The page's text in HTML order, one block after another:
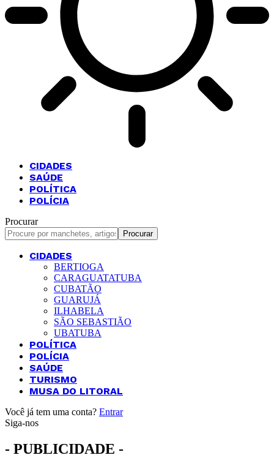
CIDADES
SAÚDE
POLÍTICA
POLÍCIA
Procurar
CIDADES
BERTIOGA
CARAGUATATUBA
CUBATÃO
GUARUJÁ
ILHABELA
SÃO SEBASTIÃO
UBATUBA
POLÍTICA
POLÍCIA
SAÚDE
TURISMO
MUSA DO LITORAL
Você já tem uma conta? Entrar
Siga-nos
- PUBLICIDADE -